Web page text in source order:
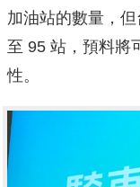
加油站的數量，
至 95 站，預料將
性。